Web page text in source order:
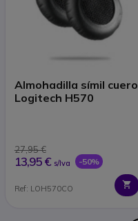
Almohadilla símil cuero
Logitech H570
27,95 €
13,95 € s/Iva -50%
Ref: LOH570CO